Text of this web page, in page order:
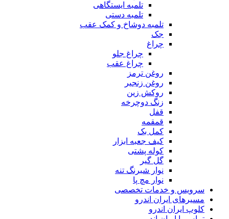
تلمبه ایستگاهی
تلمبه دستی
تلمبه دوشاخ و کمک عقب
جک
چراغ
چراغ جلو
چراغ عقب
روغن ترمز
روغن زنجیر
روکش زین
زنگ دوچرخه
قفل
قمقمه
کمل بک
کیف جعبه ابزار
کوله پشتی
گل گیر
نوار شبرنگ تنه
نوار مچ پا
سرویس و خدمات تخصصی
مسیرهای ایران اندرو
کلوپ ایران اندرو